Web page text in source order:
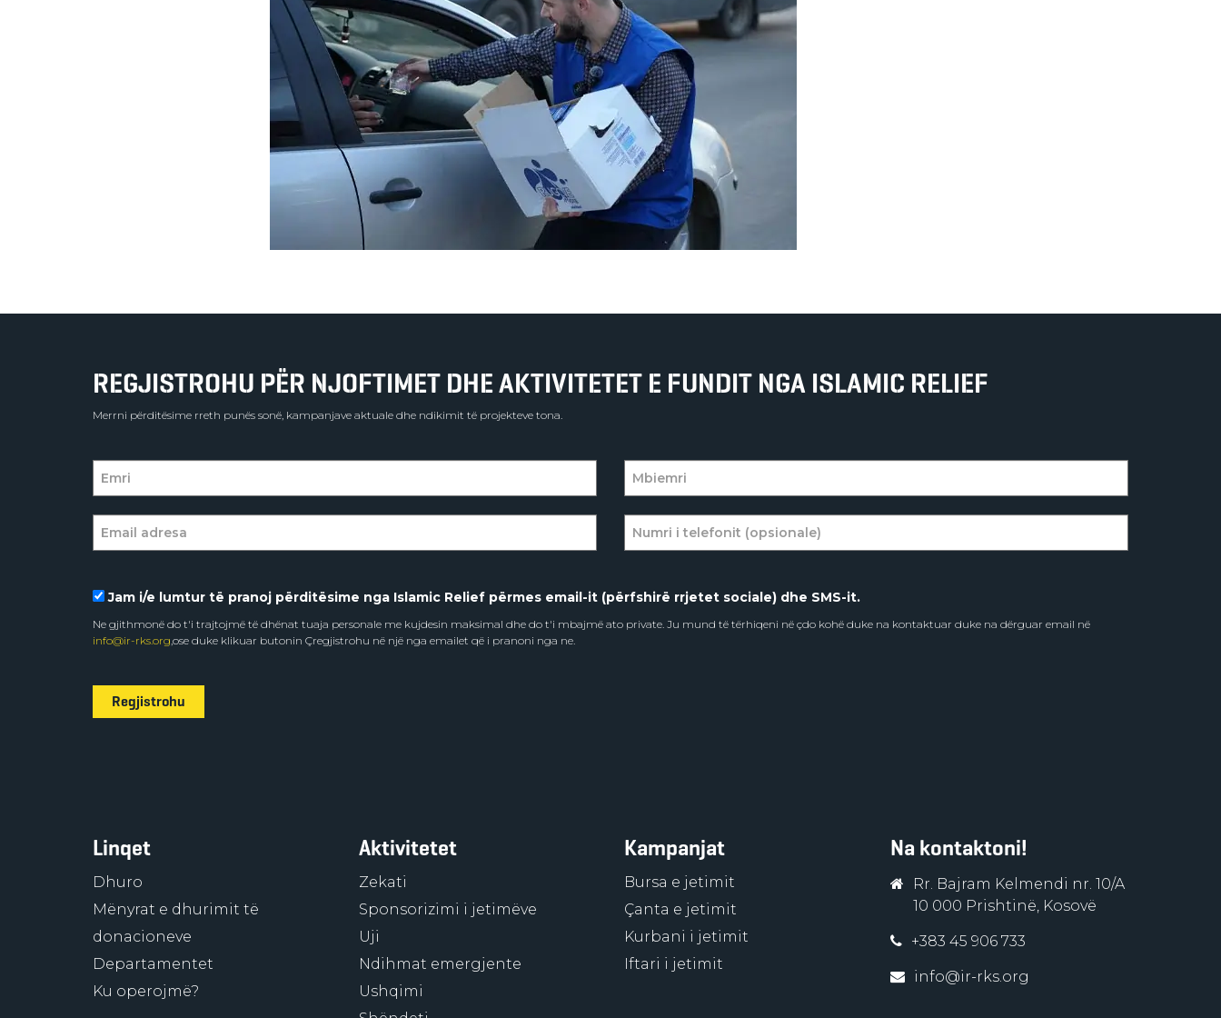
REGJISTROHU PËR NJOFTIMET DHE AKTIVITETET E FUNDIT NGA ISLAMIC RELIEF
Merrni përditësime rreth punës sonë, kampanjave aktuale dhe ndikimit të projekteve tona.
Jam i/e lumtur të pranoj përditësime nga Islamic Relief përmes email-it (përfshirë rrjetet sociale) dhe SMS-it.
Ne gjithmonë do t'i trajtojmë të dhënat tuaja personale me kujdesin maksimal dhe do t'i mbajmë ato private. Ju mund të tërhiqeni në çdo kohë duke na kontaktuar duke na dërguar email në
info@ir-rks.org,ose duke klikuar butonin Çregjistrohu në një nga emailet që i pranoni nga ne.
Regjistrohu
Linqet
Dhuro
Mënyrat e dhurimit të
donacioneve
Departamentet
Ku operojmë?
Aktivitetet
Zekati
Sponsorizimi i jetimëve
Uji
Ndihmat emergjente
Ushqimi
Kampanjat
Bursa e jetimit
Çanta e jetimit
Kurbani i jetimit
Iftari i jetimit
Na kontaktoni!
Rr. Bajram Kelmendi nr. 10/A
10 000 Prishtinë, Kosovë
+383 45 906 733
info@ir-rks.org